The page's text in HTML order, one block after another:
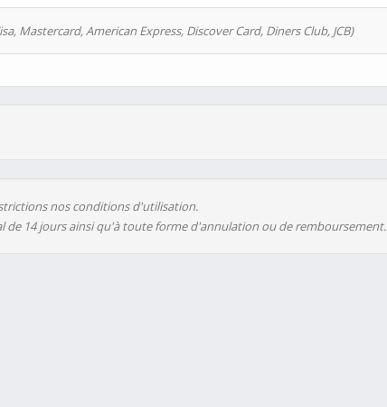
Mastercard, American Express, Discover Card, Diners Club, JCB)
nos conditions d'utilisation.
de 14 jours ainsi qu'à toute forme d'annulation ou de remboursement.